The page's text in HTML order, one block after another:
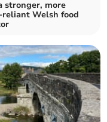
stronger, more
Welsh food